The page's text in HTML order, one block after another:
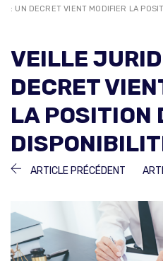
: UN DECRET VIENT MODIFIER LA
VEILLE
DECRET
LA POSITION
NAVIGATION
L’ARTICLE
ARTICLE PRÉCÉDENT ARTICLE